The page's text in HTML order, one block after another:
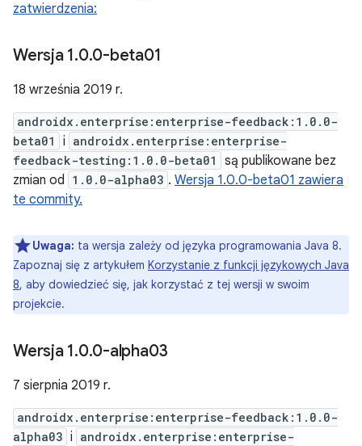
zatwierdzenia:
Wersja 1.0.0-beta01
18 września 2019 r.
androidx.enterprise:enterprise-feedback:1.0.0-
beta01
i androidx.enterprise:enterprise-
feedback-testing:1.0.0-beta01
są publikowane bez
zmian od 1.0.0-alpha03 . Wersja 1.0.0-beta01 zawiera
te commity.
Uwaga: ta wersja zależy od języka programowania Java 8.
Zapoznaj się z artykułem Korzystanie z funkcji językowych Java
8, aby dowiedzieć się, jak korzystać z tej wersji w swoim
projekcie.
Wersja 1.0.0-alpha03
7 sierpnia 2019 r.
androidx.enterprise:enterprise-feedback:1.0.0-
alpha03 i androidx.enterprise:enterprise-